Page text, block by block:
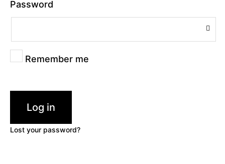
Password
Remember me
Log in
Lost your password?